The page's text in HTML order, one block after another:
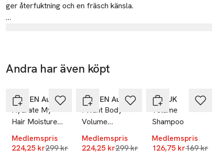
ger återfuktning och en fräsch känsla.
Refshalevej 163A
2. DK-1432 København
E-post
KMRegulatory@kevinmurphy.com.au
Mobilnummer
SKU: 65007407
Andra har även köpt
ELEVEN Australia
Hydrate My
Hair Moisture
Conditioner,
300 ml
Medlemspris
224,25 krLägsta pris 30 dagar
299 kr
-25%
ELEVEN Australia
I Want Body
Volume
Conditioner,
300 ml
Medlemspris
224,25 krLägsta pris 30 dagar
299 kr
MJUUK
Volume
Shampoo
Medlemspris
126,75 krLägsta
169 kr